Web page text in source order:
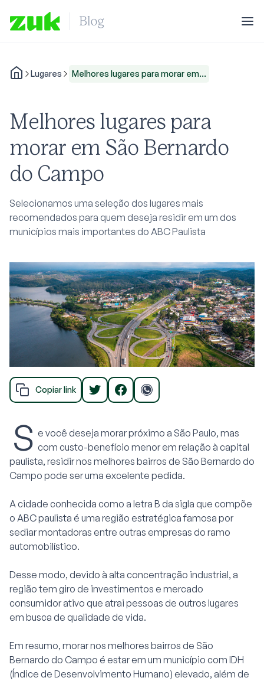
Lugares Melhores lugares para morar em...
Melhores lugares para
morar em São Bernardo
do Campo
Selecionamos uma seleção dos lugares mais
recomendados para quem deseja residir em um dos
municípios mais importantes do ABC Paulista
Copiar link
S e você deseja morar próximo a São Paulo, mas
com custo-benefício menor em relação à capital
paulista, residir nos melhores bairros de São Bernardo do
Campo pode ser uma excelente pedida.
A cidade conhecida como a letra B da sigla que compõe
o ABC paulista é uma região estratégica famosa por
sediar montadoras entre outras empresas do ramo
automobilístico.
Desse modo, devido à alta concentração industrial, a
região tem giro de investimentos e mercado
consumidor ativo que atrai pessoas de outros lugares
em busca de qualidade de vida.
Em resumo, morar nos melhores bairros de São
Bernardo do Campo é estar em um município com IDH
(Índice de Desenvolvimento Humano) elevado, além de